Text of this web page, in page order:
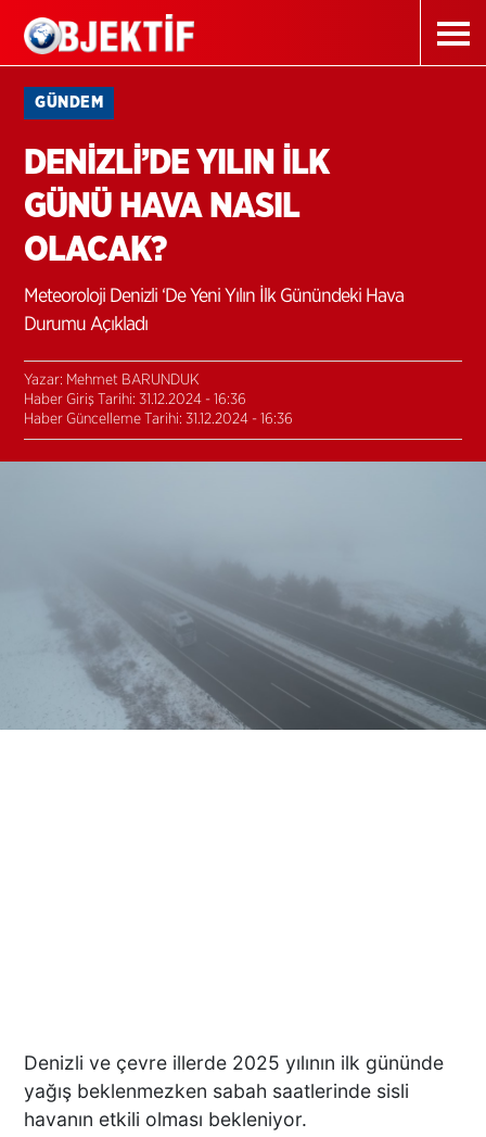
GÜNDEM
DENİZLİ’DE YILIN İLK
GÜNÜ HAVA NASIL
OLACAK?
Meteoroloji Denizli ‘De Yeni Yılın İlk Günündeki Hava
Durumu Açıkladı
Yazar: Mehmet BARUNDUK
Haber Giriş Tarihi: 31.12.2024 - 16:36
Haber Güncelleme Tarihi: 31.12.2024 - 16:36
Denizli ve çevre illerde 2025 yılının ilk gününde
yağış beklenmezken sabah saatlerinde sisli
havanın etkili olması bekleniyor.